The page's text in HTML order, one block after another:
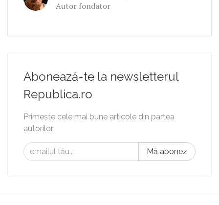
Autor fondator
Abonează-te la newsletterul
Republica.ro
Primește cele mai bune articole din partea
autorilor.
Mă abonez